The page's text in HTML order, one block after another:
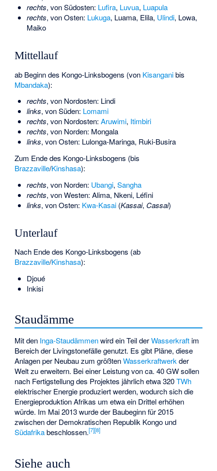
rechts, von Südosten: Lufira, Luvua, Luapula
rechts, von Osten: Lukuga, Luama, Elila, Ulindi, Lowa,
Maiko
Mittellauf
ab Beginn des Kongo-Linksbogens (von Kisanganibis
Mbandaka):
rechts, von Nordosten: Lindi
links, von Süden: Lomami
rechts, von Nordosten: Aruwimi, Itimbiri
rechts, von Norden: Mongala
links, von Osten: Lulonga-Maringa, Ruki-Busira
Zum Ende des Kongo-Linksbogens (bis
Brazzaville/Kinshasa):
rechts, von Norden: Ubangi, Sangha
rechts, von Westen: Alima, Nkeni, Léfini
links, von Osten: Kwa-Kasai(Kassai, Cassai)
Unterlauf
Nach Ende des Kongo-Linksbogens (ab
Brazzaville/Kinshasa):
Djoué
Inkisi
Staudämme
Mit den Inga-Staudämmenwird ein Teil derWasserkraft im
Bereich der Livingstonefälle genutzt. Es gibt Pläne, diese
Anlagen per Neubau zum größtenWasserkraftwerk der
Welt zu erweitern. Bei einer Leistung von ca. 40 GW sollen
nach Fertigstellung des Projektes jährlich etwa 320TWh
elektrischer Energie produziert werden, wodurch sich die
Energieproduktion Afrikas um etwa ein Drittel erhöhen
würde. Im Mai 2013 wurde der Baubeginn für 2015
zwischen der Demokratischen Republik Kongo und
Südafrikabeschlossen.[7][8]
Siehe auch